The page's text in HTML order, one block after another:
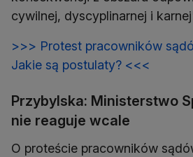
cywilnej, dyscyplinarnej i
>>> Protest pracowników
Jakie są postulaty? <<<
Przybylska: Ministerstwo
nie reaguje wcale
O proteście pracowników